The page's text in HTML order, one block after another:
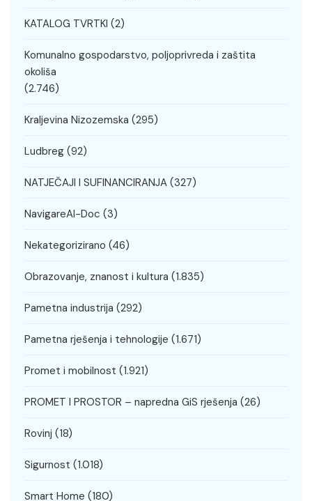
KATALOG TVRTKI (2)
Komunalno gospodarstvo, poljoprivreda i zaštita
okoliša
(2.746)
Kraljevina Nizozemska (295)
Ludbreg (92)
NATJEČAJI I SUFINANCIRANJA (327)
NavigareAI-Doc (3)
Nekategorizirano (46)
Obrazovanje, znanost i kultura (1.835)
Pametna industrija (292)
Pametna rješenja i tehnologije (1.671)
Promet i mobilnost (1.921)
PROMET I PROSTOR – napredna GiS rješenja (26)
Rovinj (18)
Sigurnost (1.018)
Smart Home (180)